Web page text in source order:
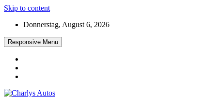
Skip to content
Donnerstag, August 6, 2026
Responsive Menu